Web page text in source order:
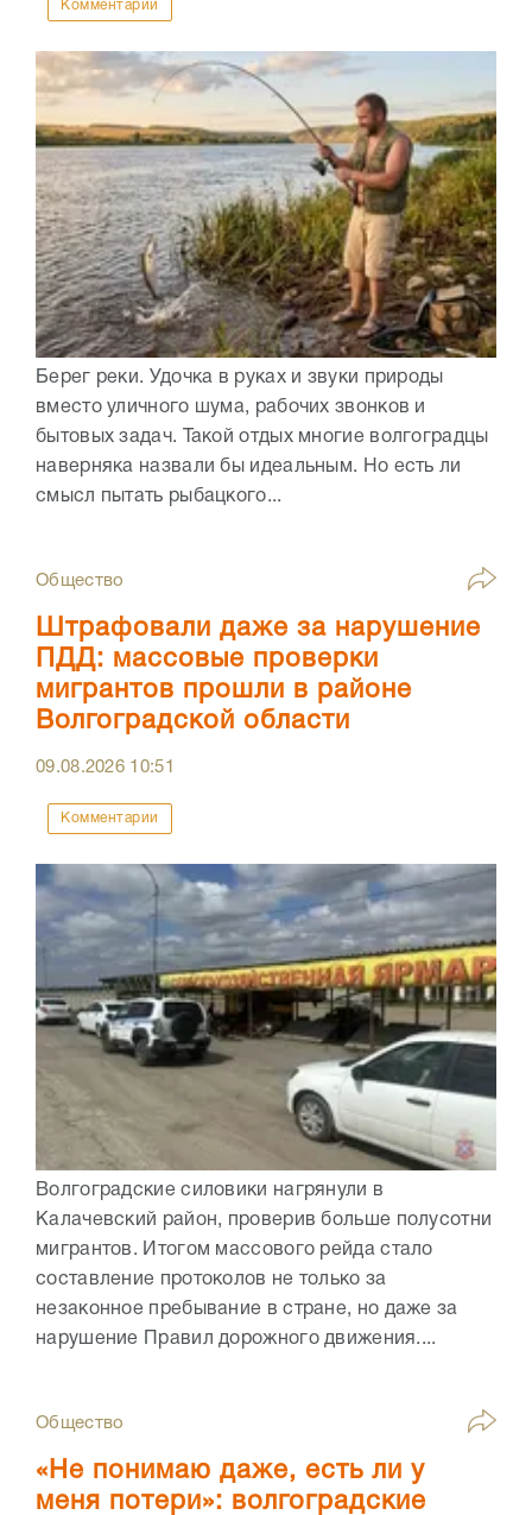
Комментарии
Берег реки. Удочка в руках и звуки природы
вместо уличного шума, рабочих звонков и
бытовых задач. Такой отдых многие волгоградцы
наверняка назвали бы идеальным. Но есть ли
смысл пытать рыбацкого...
Общество
Штрафовали даже за нарушение
ПДД: массовые проверки
мигрантов прошли в районе
Волгоградской области
09.08.2026 10:51
Комментарии
Волгоградские силовики нагрянули в
Калачевский район, проверив больше полусотни
мигрантов. Итогом массового рейда стало
составление протоколов не только за
незаконное пребывание в стране, но даже за
нарушение Правил дорожного движения....
Общество
«Не понимаю даже, есть ли у
меня потери»: волгоградские